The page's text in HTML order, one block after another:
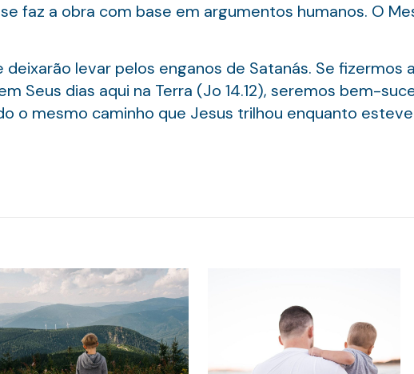
faz a obra com base em argumentos humanos. O
levar pelos enganos de Satanás. Se fizermos
Seus dias aqui na Terra (Jo 14.12), seremos bem-
o mesmo caminho que Jesus trilhou enquanto